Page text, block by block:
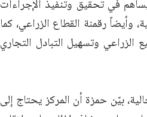
في تحقيق وتنفيذ الإجراءات
وأيضاً رقمنة القطاع الزراعي، كما
الزراعي وتسهيل التبادل التجاري
بيّن حمزة أن المركز يحتاج إلى